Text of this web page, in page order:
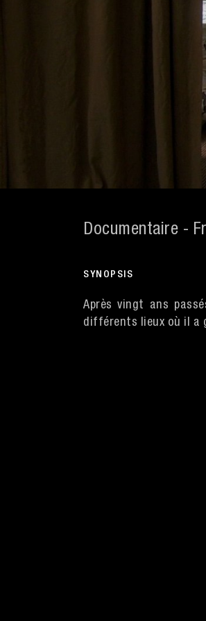
Documentaire -
SYNOPSIS
Après vingt ans
différents lieux où il a